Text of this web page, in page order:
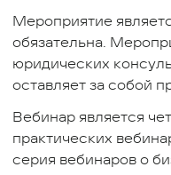
Мероприятие
обязательна.
юридических
оставляет за собой
Вебинар является
практических
серия вебинаров о